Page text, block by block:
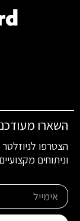
השארו
וניתוחים